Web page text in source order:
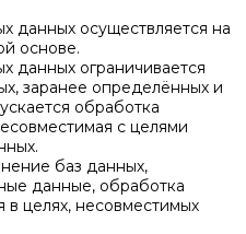
данных осуществляется на
основе.
данных ограничивается
заранее определённых и
обработка
с целями
баз данных,
данные, обработка
в целях, несовместимых